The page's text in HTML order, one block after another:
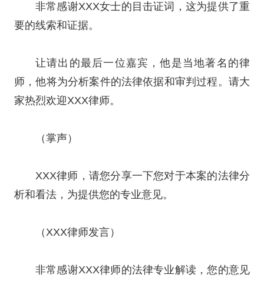
非常感谢XXX女士的目击证词，这为提供了重
要的线索和证据。
让请出的最后一位嘉宾，他是当地著名的律
师，他将为分析案件的法律依据和审判过程。请大
家热烈欢迎XXX律师。
（掌声）
XXX律师，请您分享一下您对于本案的法律分
析和看法，为提供您的专业意见。
（XXX律师发言）
非常感谢XXX律师的法律专业解读，您的意见